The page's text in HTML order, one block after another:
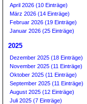
April 2026 (10 Einträge)
März 2026 (14 Einträge)
Februar 2026 (19 Einträge)
Januar 2026 (25 Einträge)
2025
Dezember 2025 (18 Einträge)
November 2025 (11 Einträge)
Oktober 2025 (11 Einträge)
September 2025 (11 Einträge)
August 2025 (12 Einträge)
Juli 2025 (7 Einträge)